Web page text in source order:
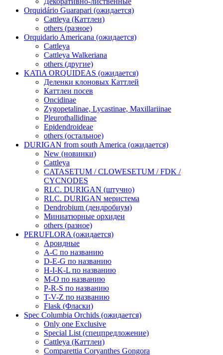
Orquidário Guarapari (ожидается)
Cattleya (Каттлеи)
others (разное)
Orquidario Americana (ожидается)
Cattleya
Cattleya Walkeriana
others (другие)
KATiA ORQUIDEAS (ожидается)
Деленки клоновых Каттлей
Каттлеи посев
Oncidinae
Zygopetalinae, Lycastinae, Maxillariinae
Pleurothallidinae
Epidendroideae
others (остальное)
DURIGAN from south America (ожидается)
New (новинки)
Cattleya
CATASETUM / CLOWESETUM / FDK /
CYCNODES
RLC. DURIGAN (штучно)
RLC. DURIGAN меристема
Dendrobium (дендробиум)
Миниатюрные орхидеи
others (разное)
PERUFLORA (ожидается)
Ароидные
A-C по названию
D-E-G по названию
H-I-K-L по названию
M-O по названию
P-R-S по названию
T-V-Z по названию
Flask (Фласки)
Spec Columbia Orchids (ожидается)
Only one Exclusive
Special List (спецпредложение)
Cattleya (Каттлеи)
Comparettia Coryanthes Gongora